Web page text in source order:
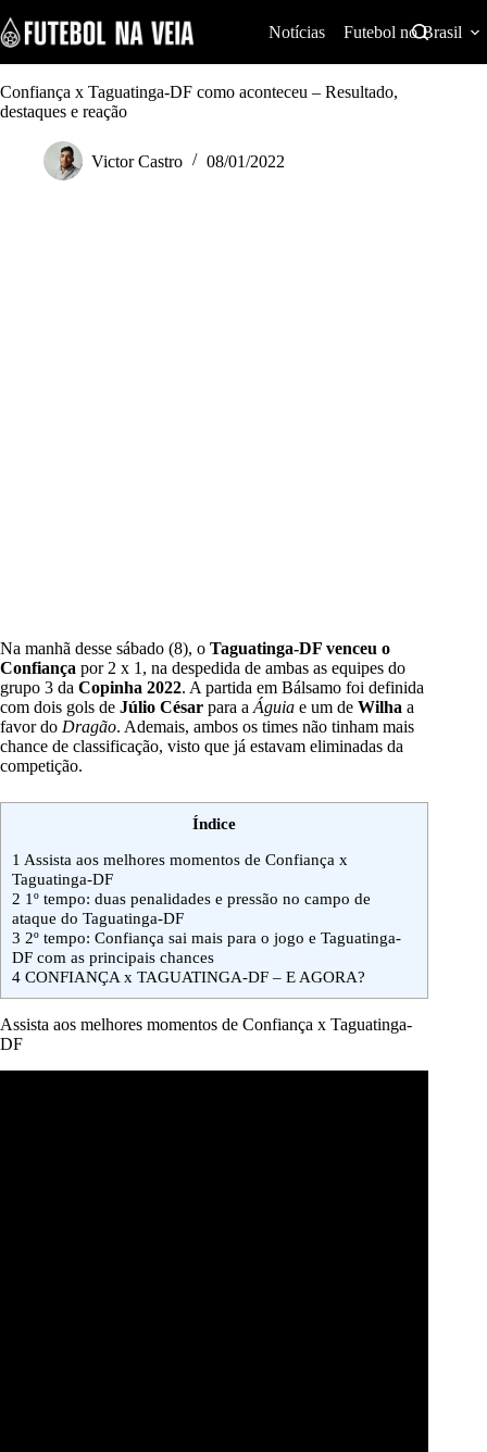
k
i
p
t
o
Notícias Futebol no Brasil
Confiança x Taguatinga-DF como aconteceu – Resultado,
destaques e reação
Victor Castro 08/01/2022
Na manhã desse sábado (8), o Taguatinga-DF venceu o
Confiança por 2 x 1, na despedida de ambas as equipes do
grupo 3 da Copinha 2022. A partida em Bálsamo foi definida
com dois gols de Júlio César para a Águia e um de Wilha a
favor do Dragão. Ademais, ambos os times não tinham mais
chance de classificação, visto que já estavam eliminadas da
competição.
Índice
1 Assista aos melhores momentos de Confiança x
Taguatinga-DF
2 1º tempo: duas penalidades e pressão no campo de
ataque do Taguatinga-DF
3 2º tempo: Confiança sai mais para o jogo e Taguatinga-
DF com as principais chances
4 CONFIANÇA x TAGUATINGA-DF – E AGORA?
Assista aos melhores momentos de Confiança x Taguatinga-
DF